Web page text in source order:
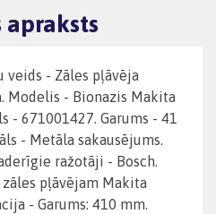
apraksts
veids - Zāles pļāvēja
Modelis - Bionazis Makita
- 671001427. Garums - 41
- Metāla sakausējums.
ražotāji - Bosch.
pļāvējam Makita
- Garums: 410 mm.